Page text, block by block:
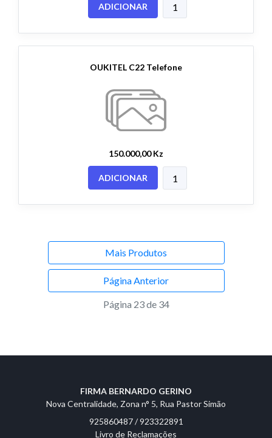
ADICIONAR
OUKITEL C22 Telefone
150.000,00 Kz
ADICIONAR
Mais Produtos
Página Anterior
Página 23 de 34
FIRMA BERNARDO GERINO
Nova Centralidade, Zona n° 5, Rua Pastor Simão
925860487 / 923322891
Livro de Reclamações